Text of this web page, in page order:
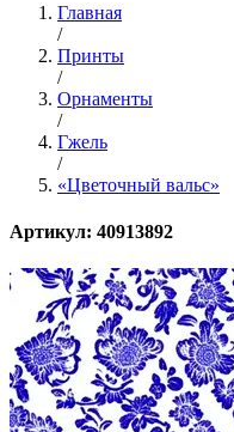
Главная
/
Принты
/
Орнаменты
/
Гжель
/
«Цветочный вальс»
Артикул: 40913892